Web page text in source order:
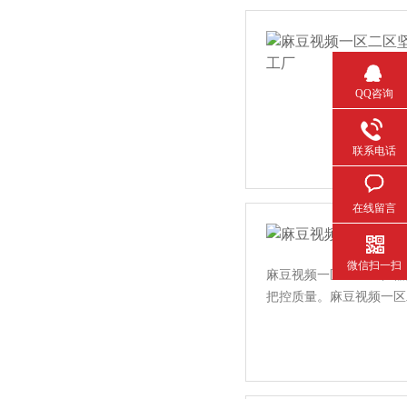
麻豆视频一区二区工位器
把控质量。麻豆视频一
QQ咨询
联系电话
在线留言
微信扫一扫